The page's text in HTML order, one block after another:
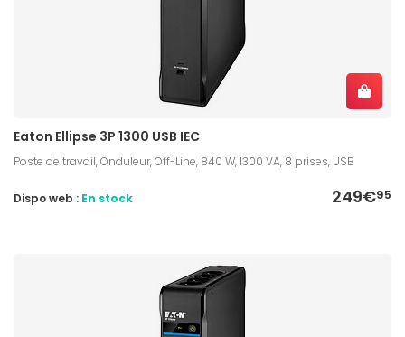
Eaton Ellipse 3P 1300 USB IEC
Poste de travail, Onduleur, Off-Line, 840 W, 1300 VA, 8 prises, USB
249€95
Dispo web : En stock